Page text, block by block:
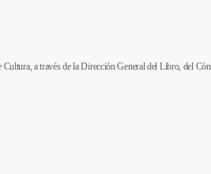
a través de la Dirección General del Libro, del